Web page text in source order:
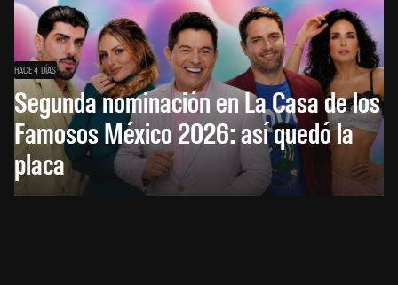
HACE 4 DÍAS
Segunda nominación en La Casa de los
Famosos México 2026: así quedó la
placa